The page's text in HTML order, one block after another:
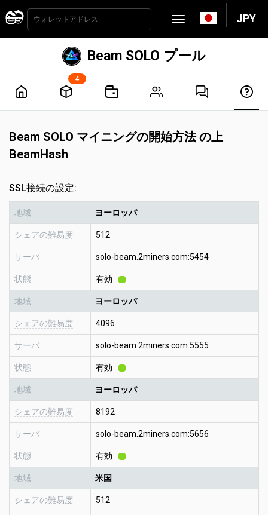
JPY
Beam SOLO プール
4
Beam SOLO マイニングの開始方法 の上
BeamHash
SSL接続の設定:
地域 ヨーロッパ
シェアの難易度 512
サーバ solo-beam.2miners.com:5454
状態 有効
地域 ヨーロッパ
シェアの難易度 4096
サーバ solo-beam.2miners.com:5555
状態 有効
地域 ヨーロッパ
シェアの難易度 8192
サーバ solo-beam.2miners.com:5656
状態 有効
地域 米国
シェアの難易度 512